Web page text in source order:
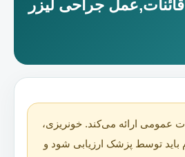
جراحی لیزر
عمومی ارائه می‌کند. خونریزی،
باید توسط پزشک ارزیابی شود و